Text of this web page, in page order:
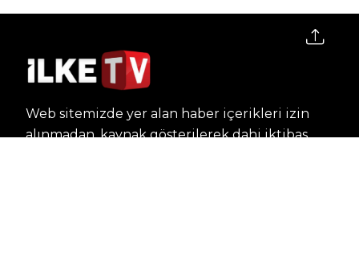
Web sitemizde yer alan haber içerikleri izin
alınmadan, kaynak gösterilerek dahi iktibas